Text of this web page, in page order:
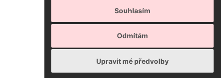
Souhlasím
Odmítám
Upravit mé předvolby